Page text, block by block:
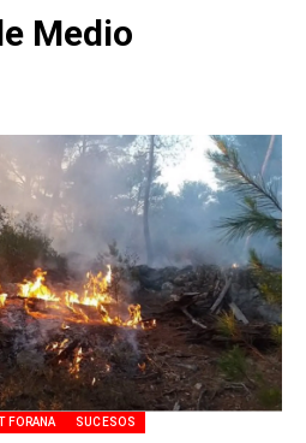
Medio
FORANA SUCESOS